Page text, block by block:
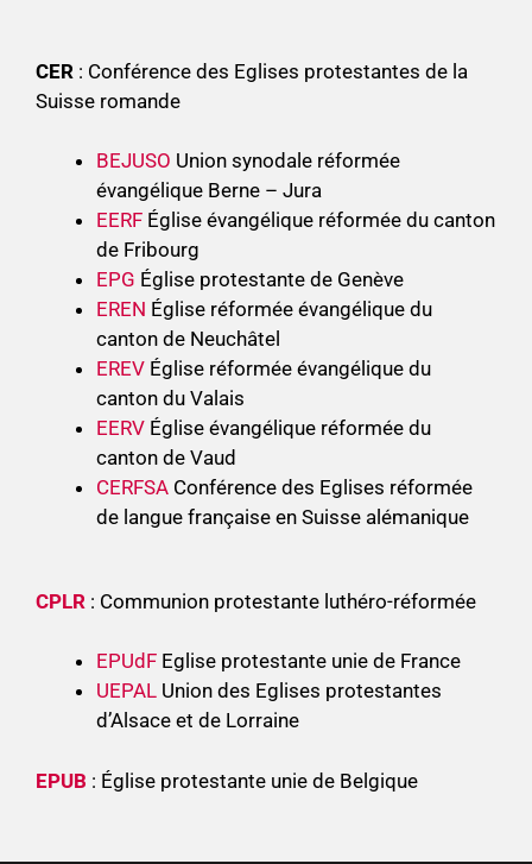
CER : Conférence des Eglises protestantes de la
Suisse romande
BEJUSO Union synodale réformée
évangélique Berne – Jura
EERF Église évangélique réformée du canton
de Fribourg
EPG Église protestante de Genève
EREN Église réformée évangélique du
canton de Neuchâtel
EREV Église réformée évangélique du
canton du Valais
EERV Église évangélique réformée du
canton de Vaud
CERFSA Conférence des Eglises réformée
de langue française en Suisse alémanique
CPLR : Communion protestante luthéro-réformée
EPUdF Eglise protestante unie de France
UEPAL Union des Eglises protestantes
d’Alsace et de Lorraine
EPUB : Église protestante unie de Belgique